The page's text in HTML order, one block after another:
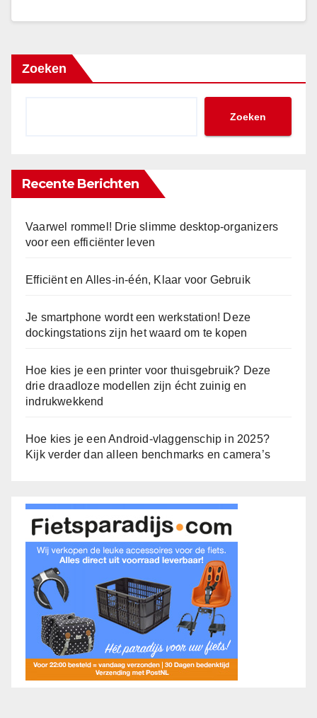
Zoeken
Zoeken
Recente Berichten
Vaarwel rommel! Drie slimme desktop-organizers
voor een efficiënter leven
Efficiënt en Alles-in-één, Klaar voor Gebruik
Je smartphone wordt een werkstation! Deze
dockingstations zijn het waard om te kopen
Hoe kies je een printer voor thuisgebruik? Deze
drie draadloze modellen zijn écht zuinig en
indrukwekkend
Hoe kies je een Android-vlaggenschip in 2025?
Kijk verder dan alleen benchmarks en camera’s